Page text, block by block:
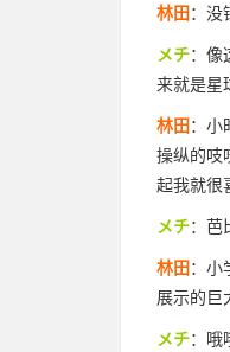
林田：没
メチ：像
来就是星
林田：小
操纵的吱
起我就很
メチ：芭
林田：小
展示的
メチ：哦